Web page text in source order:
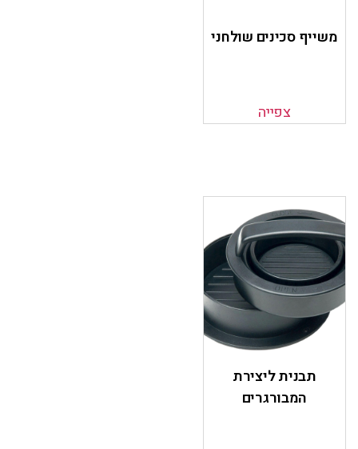
משייף סכינים שולחני
צפייה
תבנית ליצירת
המבורגרים